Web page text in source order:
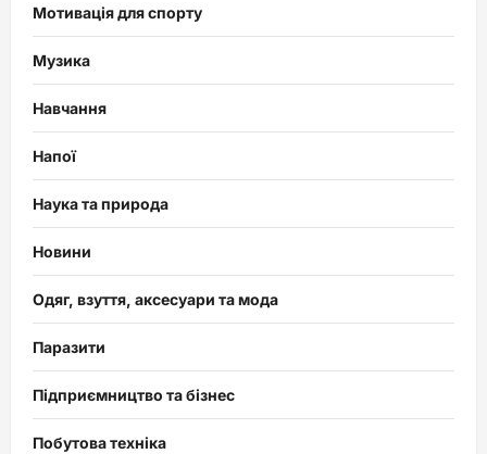
Мотивація для спорту
Музика
Навчання
Напої
Наука та природа
Новини
Одяг, взуття, аксесуари та мода
Паразити
Підприємництво та бізнес
Побутова техніка